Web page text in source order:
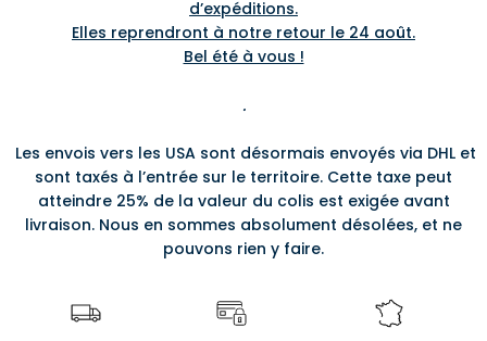
d’expéditions.
Elles reprendront à notre retour le 24 août.
Bel été à vous !
.
Les envois vers les USA sont désormais envoyés via DHL et
sont taxés à l’entrée sur le territoire. Cette taxe peut
atteindre 25% de la valeur du colis est exigée avant
livraison. Nous en sommes absolument désolées, et ne
pouvons rien y faire.